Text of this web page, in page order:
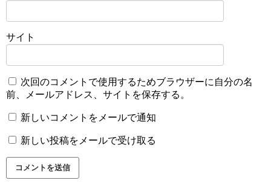
サイト
次回のコメントで使用するためブラウザーに自分の名
前、メールアドレス、サイトを保存する。
新しいコメントをメールで通知
新しい投稿をメールで受け取る